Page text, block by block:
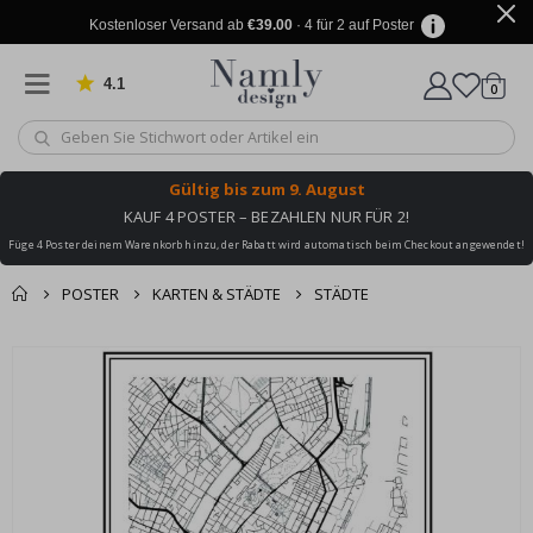
Kostenloser Versand ab €39.00· 4 für 2 auf Poster
4.1 von 1021 Bewertungen
Wagen
0
Gültig bis zum 9. August
KAUF 4 POSTER – BEZAHLEN NUR FÜR 2!
Füge 4 Poster deinem Warenkorb hinzu, der Rabatt wird automatisch beim Checkout angewendet!
POSTER KARTEN & STÄDTE STÄDTE
Sie könnten auch
darunter leiden ✔
Korb